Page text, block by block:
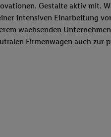
Gestalte aktiv mit.
intensiven Einarbeitung
wachsenden
Firmenwagen auch